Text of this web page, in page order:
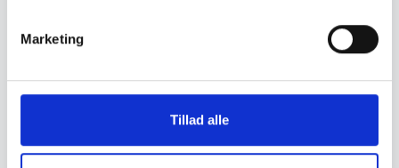
Marketing
Tillad alle
Vedligeholdelsesprodukter
Værktøj
Beskæresaks
Grensaks
Save